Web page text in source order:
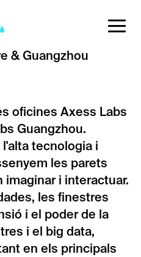
& Guangzhou
oficines Axess Labs
Guangzhou.
tecnologia i
les parets
imaginar i interactuar.
les finestres
i el poder de la
i el big data,
en els principals